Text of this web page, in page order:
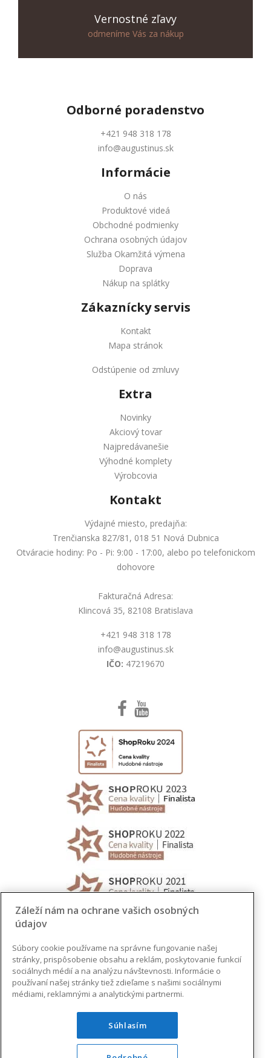
Vernostné zľavy
odmeníme Vás za nákup
Odborné poradenstvo
+421 948 318 178
info@augustinus.sk
Informácie
O nás
Produktové videá
Obchodné podmienky
Ochrana osobných údajov
Služba Okamžitá výmena
Doprava
Nákup na splátky
Zákaznícky servis
Kontakt
Mapa stránok
Odstúpenie od zmluvy
Extra
Novinky
Akciový tovar
Najpredávanešie
Výhodné komplety
Výrobcovia
Kontakt
Výdajné miesto, predajňa:
Trenčianska 827/81, 018 51 Nová Dubnica
Otváracie hodiny: Po - Pi: 9:00 - 17:00, alebo po telefonickom
dohovore
Fakturačná Adresa:
Klincová 35, 82108 Bratislava
+421 948 318 178
info@augustinus.sk
IČO: 47219670
Záleží nám na ochrane vašich osobných
údajov
Súbory cookie používame na správne fungovanie našej
stránky, prispôsobenie obsahu a reklám, poskytovanie funkcií
sociálnych médií a na analýzu návštevnosti. Informácie o
používaní našej stránky tiež zdieľame s našimi sociálnymi
médiami, reklamnými a analytickými partnermi.
Súhlasím